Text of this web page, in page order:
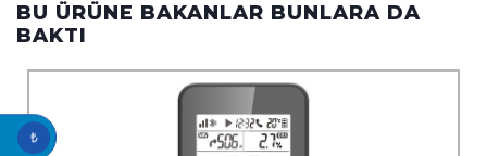
BU ÜRÜNE BAKANLAR BUNLARA DA
BAKTI
₺